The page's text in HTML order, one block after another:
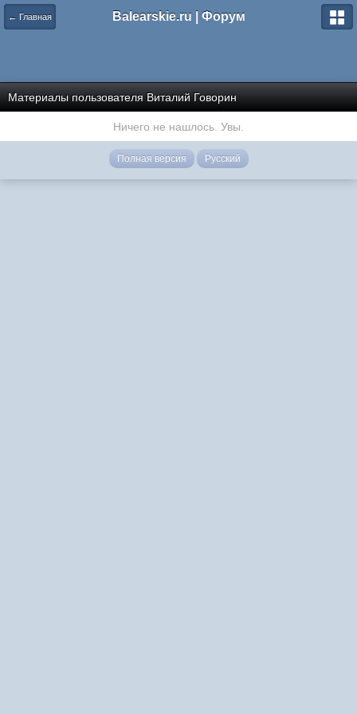
← Главная Balearskie.ru | Форум
Материалы пользователя Виталий Говорин
Ничего не нашлось. Увы.
Полная версия Русский